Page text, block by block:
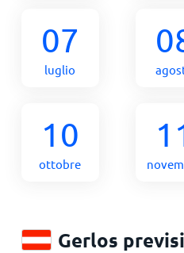
07
luglio
10
ottobre
Gerlos